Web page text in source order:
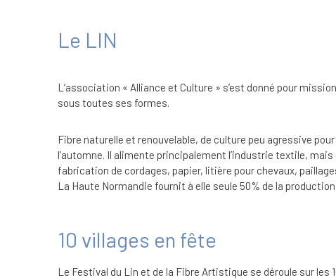
Le LIN
L’association « Alliance et Culture » s’est donné pour
sous toutes ses formes.
Fibre naturelle et renouvelable, de culture peu agressive
l’automne. Il alimente principalement l’industrie textile,
fabrication de cordages, papier, litière pour chevaux,
La Haute Normandie fournit à elle seule 50% de la
10 villages en fête
Le Festival du Lin et de la Fibre Artistique se déroule sur les